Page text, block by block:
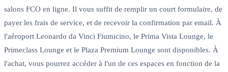
salons FCO en ligne. Il vous suffit de remplir un court formulaire, de
payer les frais de service, et de recevoir la confirmation par email. À
l'aéroport Leonardo da Vinci Fiumicino, le Prima Vista Lounge, le
Primeclass Lounge et le Plaza Premium Lounge sont disponibles. À
l'achat, vous pourrez accéder à l'un de ces espaces en fonction de la